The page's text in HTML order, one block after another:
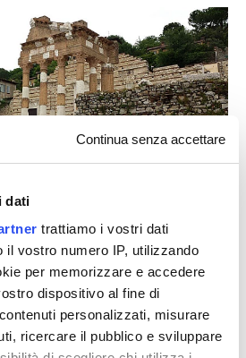
Continua senza accettare
dati
trattiamo i vostri dati
il vostro numero IP, utilizzando
per memorizzare e accedere
dispositivo al fine di
personalizzati, misurare
ricercare il pubblico e sviluppare
città industriale, spesso si
passato, fondata oltre